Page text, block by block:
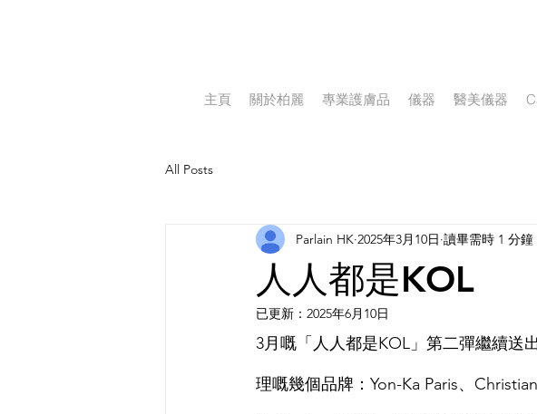
主頁 關於柏麗 專業護膚品 儀器 醫美儀器
All Posts
人人都是KOL
Parlain HK 2025年3月10日 讀畢需時 1 分鐘
已更新： 2025年6月10日
3月嘅「人人都是KOL」第二彈繼續送
理嘅幾個品牌：Yon-Ka Paris、